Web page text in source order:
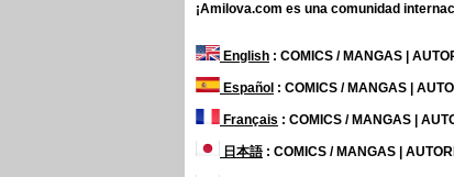
¡Amilova.com es una comunidad
English : COMICS / MANGAS |
Español : COMICS / MANGAS |
Français : COMICS / MANGAS |
日本語: COMICS / MANGAS |